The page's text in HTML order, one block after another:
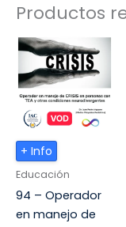
Productos
+ Info
Educación
94 – Operador
en manejo de